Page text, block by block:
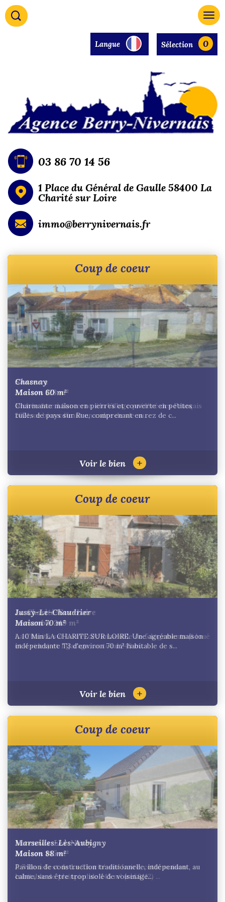
Langue Sélection 0
03 86 70 14 56
1 Place du Général de Gaulle 58400 La
Charité sur Loire
immo@berrynivernais.fr
Coup de coeur
Sancerre
Maison 128 m²
Nichée face à Sancerre, élu Village préféré des Français
2021, ce bien offrant un cadre de vie au...
Voir le bien +
Coup de coeur
La Charité-Sur-Loire
Immeuble 249 m²
La Charité sur Loire, cet immeuble de 5 logements (1 loué
et 4 vides) et 1 garage, au total 249 m...
Voir le bien +
Coup de coeur
Varennes-Lès-Narcy
Maison 145 m²
A 7 km à l'est de La Charité sur Loire, cette maison
habitable de plainpied de 145 m² (ref.9112) ...